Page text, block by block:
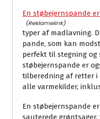
En støbejernspande
typer af madlavning.
pande, som kan
perfekt til stegning og
støbejernspande er
tilberedning af retter i
alle varmekilder,
En støbejernspande
sauterede